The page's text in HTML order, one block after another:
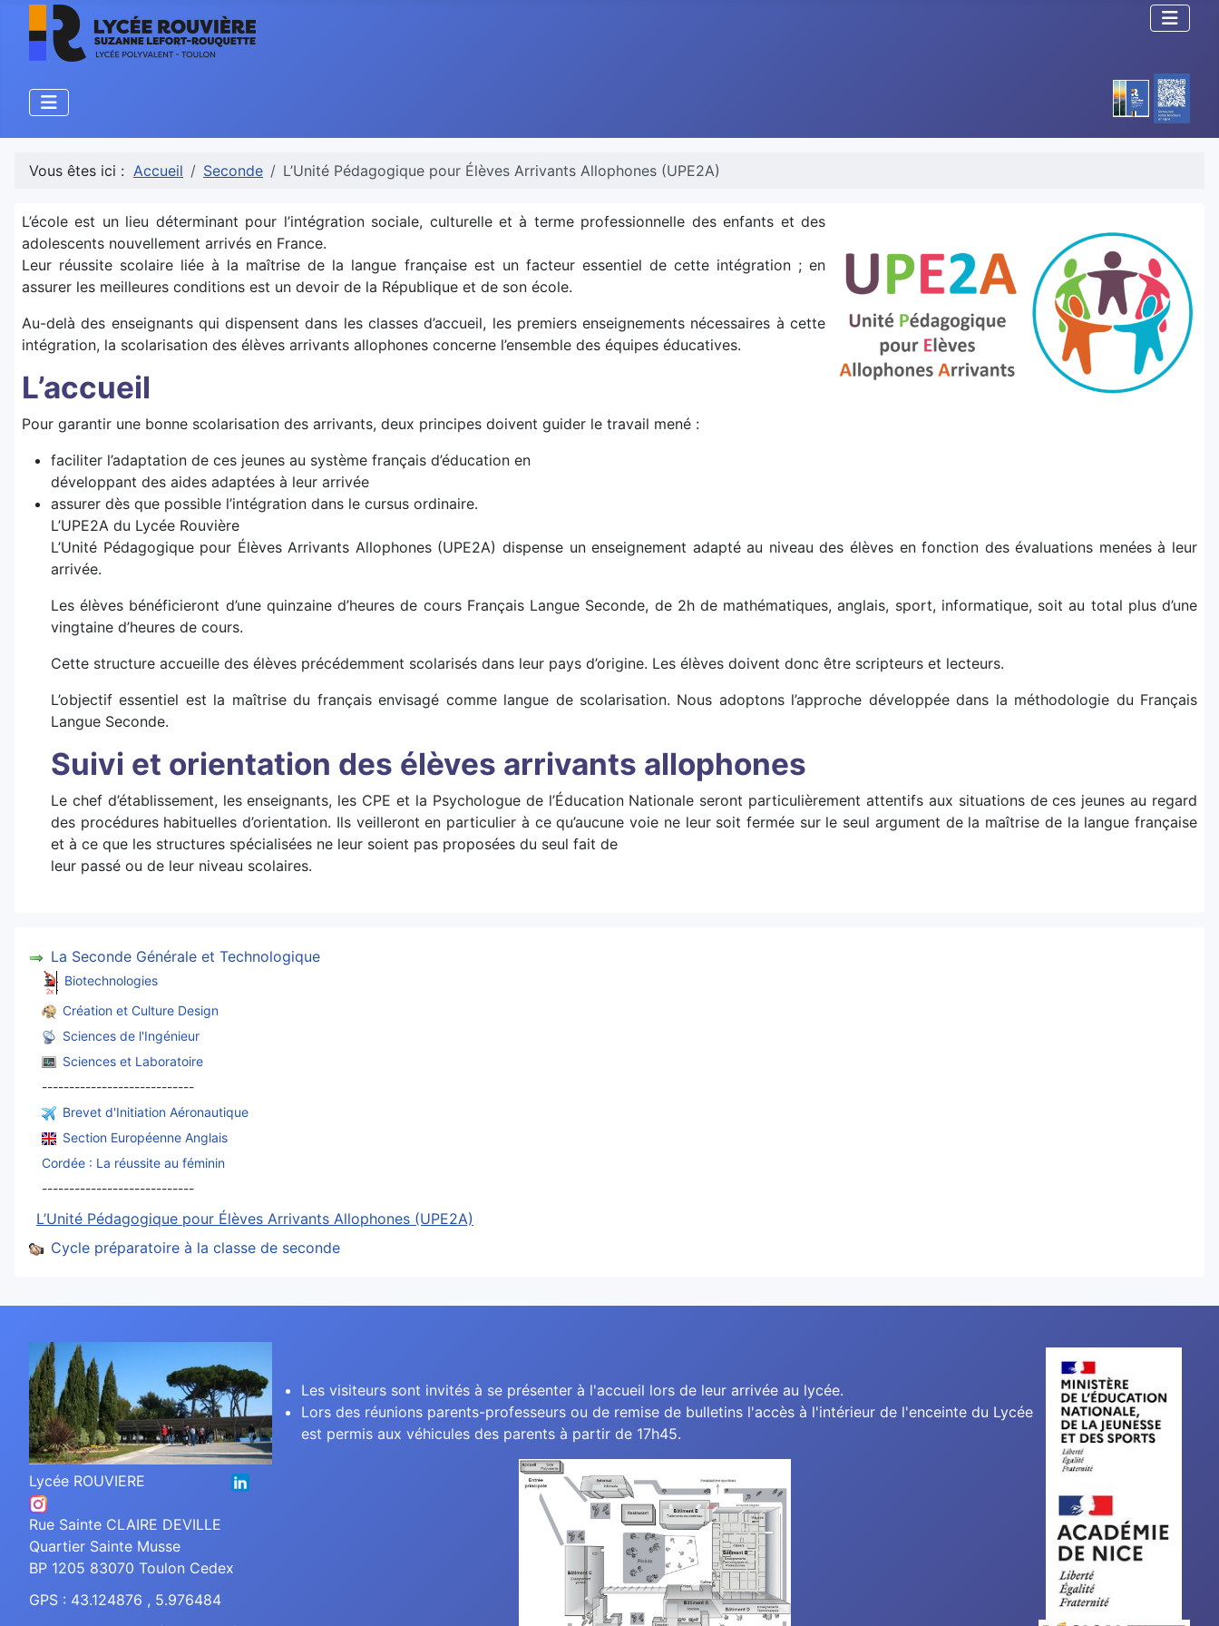
Vous êtes ici : Accueil Seconde L’Unité Pédagogique pour Élèves Arrivants Allophones (UPE2A)
L’école est un lieu déterminant pour l’intégration sociale, culturelle et à terme professionnelle des enfants et des
adolescents nouvellement arrivés en France.
Leur réussite scolaire liée à la maîtrise de la langue française est un facteur essentiel de cette intégration ; en
assurer les meilleures conditions est un devoir de la République et de son école.
Au-delà des enseignants qui dispensent dans les classes d’accueil, les premiers enseignements nécessaires à cette
intégration, la scolarisation des élèves arrivants allophones concerne l’ensemble des équipes éducatives.
L’accueil
Pour garantir une bonne scolarisation des arrivants, deux principes doivent guider le travail mené :
faciliter l’adaptation de ces jeunes au système français d’éducation en
développant des aides adaptées à leur arrivée
assurer dès que possible l’intégration dans le cursus ordinaire.
L’UPE2A du Lycée Rouvière
L’Unité Pédagogique pour Élèves Arrivants Allophones (UPE2A) dispense un enseignement adapté au niveau des élèves en fonction des évaluations menées à leur
arrivée.
Les élèves bénéficieront d’une quinzaine d’heures de cours Français Langue Seconde, de 2h de mathématiques, anglais, sport, informatique, soit au total plus d’une
vingtaine d’heures de cours.
Cette structure accueille des élèves précédemment scolarisés dans leur pays d’origine. Les élèves doivent donc être scripteurs et lecteurs.
L’objectif essentiel est la maîtrise du français envisagé comme langue de scolarisation. Nous adoptons l’approche développée dans la méthodologie du Français
Langue Seconde.
Suivi et orientation des élèves arrivants allophones
Le chef d’établissement, les enseignants, les CPE et la Psychologue de l’Éducation Nationale seront particulièrement attentifs aux situations de ces jeunes au regard
des procédures habituelles d’orientation. Ils veilleront en particulier à ce qu’aucune voie ne leur soit fermée sur le seul argument de la maîtrise de la langue française
et à ce que les structures spécialisées ne leur soient pas proposées du seul fait de
leur passé ou de leur niveau scolaires.
La Seconde Générale et Technologique
Biotechnologies
Création et Culture Design
Sciences de l'Ingénieur
Sciences et Laboratoire
----------------------------
Brevet d'Initiation Aéronautique
Section Européenne Anglais
Cordée : La réussite au féminin
----------------------------
L’Unité Pédagogique pour Élèves Arrivants Allophones (UPE2A)
Cycle préparatoire à la classe de seconde
Lycée ROUVIERE
Rue Sainte CLAIRE DEVILLE
Quartier Sainte Musse
BP 1205 83070 Toulon Cedex
GPS : 43.124876 , 5.976484
Les visiteurs sont invités à se présenter à l'accueil lors de leur arrivée au lycée.
Lors des réunions parents-professeurs ou de remise de bulletins l'accès à l'intérieur de l'enceinte du Lycée
est permis aux véhicules des parents à partir de 17h45.